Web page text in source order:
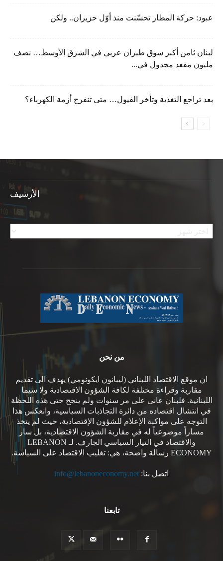
عبود: حركة المطار تحسّنت منذ أوّل حزيران.. ولكن
لبنان ثامن أكبر سوق طيران عربي في الشرق الأوسط… نصف
مليون مقعد مجدول في...
بعد تراجع التغذية وتأخر الفيول… متى تنفرج أزمة الكهرباء؟
الأرشيف
الأرشيف
من نحن
ان موقع الاقتصاد اللبناني (ليبانون ايكونومي) يهدف الى تقديم
مقاربة وقراءة مختلفة لكافة الشؤون الاقتصادية ولا سيما
اللبنانية. فلبنان عانى على مر سنوات ولم ينجح حتى هذه اللحظة
في انتشال اقتصاده من دائرة التجاذبات السياسية، وانعكس هذا
التوجه على مواكبة الإعلام للشؤون الإقتصادية، حيث لم يتخذ
مساراً موضوعياً له في مقاربة الشؤون الاقتصادية، بل سار
والاقتصاد في التيار السياسي الجارف. لـ LEBANON
ECONOMY رسالة واضحة، هي: تغليب الاقتصاد على السياسة.
اتصل بنا: info@lebanoneconomy.net
تابعنا